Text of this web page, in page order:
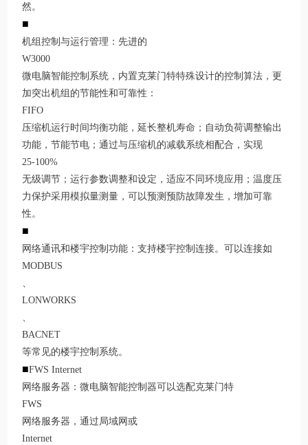
然。
■
机组控制与运行管理：先进的
W3000
微电脑智能控制系统，内置克莱门特特殊设计的控制算法，更
加突出机组的节能性和可靠性：
FIFO
压缩机运行时间均衡功能，延长整机寿命；自动负荷调整输出
功能，节能节电；通过与压缩机的减载系统相配合，实现
25-100%
无级调节；运行参数调整和设定，适应不同环境应用；温度压
力保护采用模拟量测量，可以预测预防故障发生，增加可靠
性。
■
网络通讯和楼宇控制功能：支持楼宇控制连接。可以连接如
MODBUS
LONWORKS
BACNET
等常见的楼宇控制系统。
■FWS Internet
网络服务器：微电脑智能控制器可以选配克莱门特
FWS
网络服务器，通过局域网或
Internet